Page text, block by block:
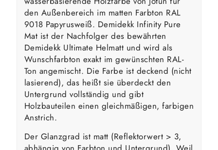
den Außenbereich im matten Farbton RAL
9018 Papyrusweiß. Demidekk Infinity Pure
Mat ist der Nachfolger des bewährten
Demidekk Ultimate Helmatt und wird als
Wunschfarbton exakt im gewünschten RAL-
Ton angemischt. Die Farbe ist deckend (nicht
lasierend), das heißt sie überdeckt den
Untergrund vollständig und gibt
Holzbauteilen einen gleichmäßigen, farbigen
Anstrich.
Der Glanzgrad ist matt (Reflektorwert > 3,